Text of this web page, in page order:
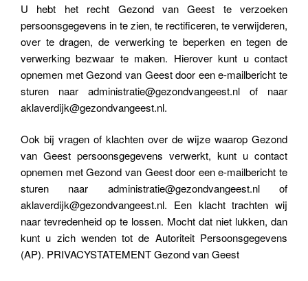
U hebt het recht Gezond van Geest te verzoeken
persoonsgegevens in te zien, te rectificeren, te verwijderen,
over te dragen, de verwerking te beperken en tegen de
verwerking bezwaar te maken. Hierover kunt u contact
opnemen met Gezond van Geest door een e-mailbericht te
sturen naar administratie@gezondvangeest.nl of naar
aklaverdijk@gezondvangeest.nl.
Ook bij vragen of klachten over de wijze waarop Gezond
van Geest persoonsgegevens verwerkt, kunt u contact
opnemen met Gezond van Geest door een e-mailbericht te
sturen naar administratie@gezondvangeest.nl of
aklaverdijk@gezondvangeest.nl. Een klacht trachten wij
naar tevredenheid op te lossen. Mocht dat niet lukken, dan
kunt u zich wenden tot de Autoriteit Persoonsgegevens
(AP). PRIVACYSTATEMENT Gezond van Geest